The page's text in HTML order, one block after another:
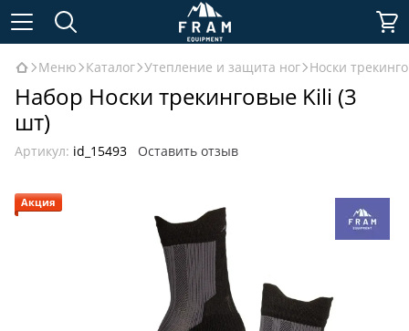
Меню Каталог Утепление и защита ног Носки
Набор Носки трекинговые Kili (3
шт)
Артикул: id_15493 Оставить отзыв
Акция